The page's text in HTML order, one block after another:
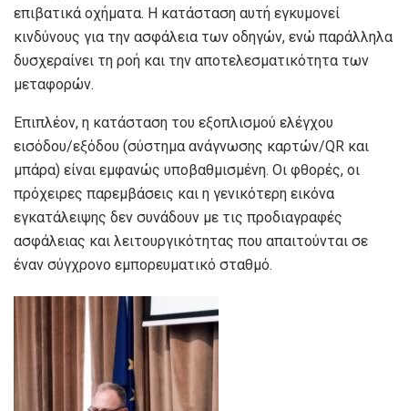
επιβατικά οχήματα. Η κατάσταση αυτή εγκυμονεί
κινδύνους για την ασφάλεια των οδηγών, ενώ παράλληλα
δυσχεραίνει τη ροή και την αποτελεσματικότητα των
μεταφορών.
Επιπλέον, η κατάσταση του εξοπλισμού ελέγχου
εισόδου/εξόδου (σύστημα ανάγνωσης καρτών/QR και
μπάρα) είναι εμφανώς υποβαθμισμένη. Οι φθορές, οι
πρόχειρες παρεμβάσεις και η γενικότερη εικόνα
εγκατάλειψης δεν συνάδουν με τις προδιαγραφές
ασφάλειας και λειτουργικότητας που απαιτούνται σε
έναν σύγχρονο εμπορευματικό σταθμό.